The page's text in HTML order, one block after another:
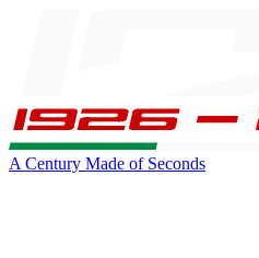
A Century Made of Seconds